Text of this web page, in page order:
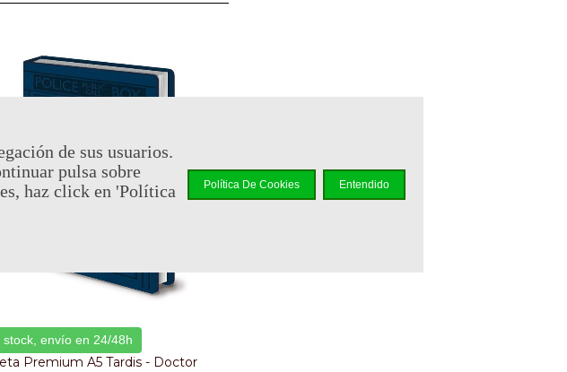
stock, envío en 24/48h
Premium A5 Tardis - Doctor
de sus usuarios.
pulsa sobre
haz click en 'Política
Política De Cookies Entendido